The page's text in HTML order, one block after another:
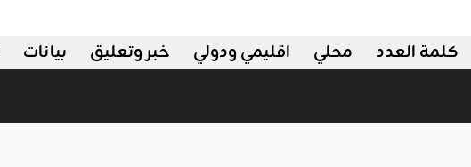
بيانات خبر وتعليق اقليمي ودولي محلي كلمة العدد